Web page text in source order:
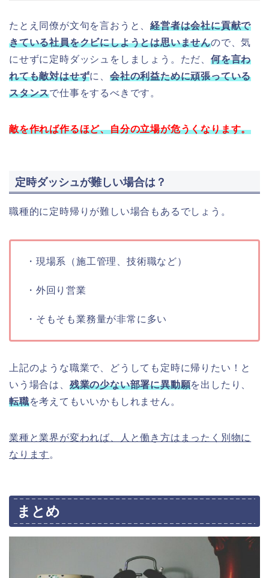
たとえ同僚が文句を言おうと、経営者は会社に貢献で
きている社員をクビにしようとは思いませんので、気
にせずに定時ダッシュをしましょう。ただ、 何を言わ
れても敵対はせずに、会社の利益ために頑張っている
スタンスで仕事をするべきです。
敵を作れば作るほど、自分の立場が危うくなります。
定時ダッシュが難しい場合は？
職種的に定時帰りが難しい場合もあるでしょう。
・現場系（施工管理、技術職など）
・外回り営業
・そもそも業務量が非常に多い
上記のような職業で、どうしても定時に帰りたい！と
いう場合は、 残業の少ない部署に異動願を出したり、
転職を考えてもいいかもしれません。
業種と業界が変われば、人と働き方はまったく別物に
なります 。
まとめ